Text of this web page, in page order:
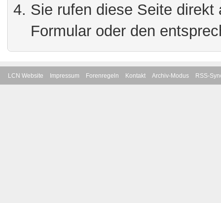
Sie rufen diese Seite
Formular oder den
LCN Website Impressum Forenregeln Kontakt Archiv-Modus RSS-